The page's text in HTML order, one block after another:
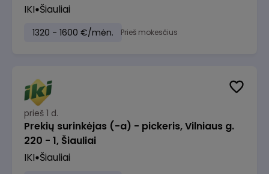
IKI Šiauliai
1320 - 1600 €/mėn. Prieš mokesčius
prieš 1 d.
Prekių surinkėjas (-a) - pickeris, Vilniaus g.
220 - 1, Šiauliai
IKI Šiauliai